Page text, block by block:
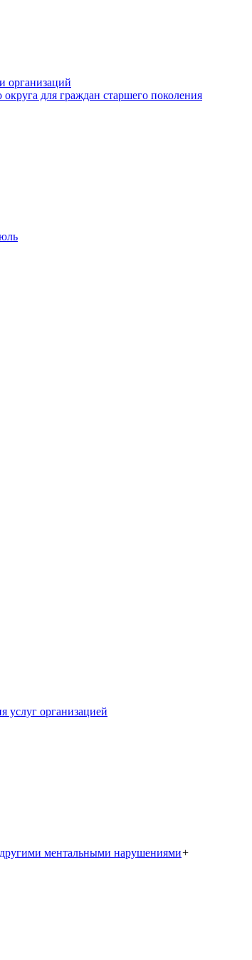
организаций
для граждан старшего поколения
услуг организацией
ментальными нарушениями+